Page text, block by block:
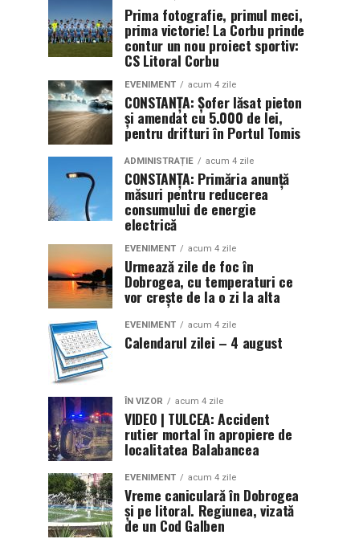
Prima fotografie, primul meci,
prima victorie! La Corbu prinde
contur un nou proiect sportiv:
CS Litoral Corbu
EVENIMENT acum 4 zile
CONSTANȚA: Șofer lăsat pieton
și amendat cu 5.000 de lei,
pentru drifturi în Portul Tomis
ADMINISTRAȚIE acum 4 zile
CONSTANȚA: Primăria anunță
măsuri pentru reducerea
consumului de energie
electrică
EVENIMENT acum 4 zile
Urmează zile de foc în
Dobrogea, cu temperaturi ce
vor crește de la o zi la alta
EVENIMENT acum 4 zile
Calendarul zilei – 4 august
ÎN VIZOR acum 4 zile
VIDEO | TULCEA: Accident
rutier mortal în apropiere de
localitatea Balabancea
EVENIMENT acum 4 zile
Vreme caniculară în Dobrogea
și pe litoral. Regiunea, vizată
de un Cod Galben